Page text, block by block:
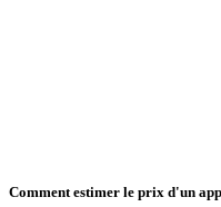
Comment estimer le prix d'un